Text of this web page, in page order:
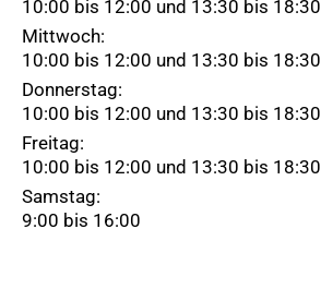
10:00 bis 12:00 und 13:30 bis 18:30
Mittwoch:
10:00 bis 12:00 und 13:30 bis 18:30
Donnerstag:
10:00 bis 12:00 und 13:30 bis 18:30
Freitag:
10:00 bis 12:00 und 13:30 bis 18:30
Samstag:
9:00 bis 16:00